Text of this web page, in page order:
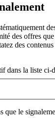
des offres
des
dans la liste ci-
que le